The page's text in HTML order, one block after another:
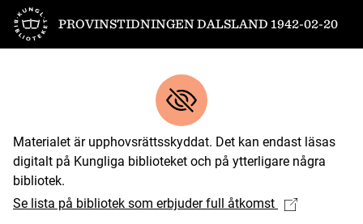
Till startsidan
PROVINSTIDNINGEN DALSLAND 1942-02-20
Materialet är upphovsrättsskyddat. Det kan endast läsas
digitalt på Kungliga biblioteket och på ytterligare några
bibliotek.
Se lista på bibliotek som erbjuder full åtkomst